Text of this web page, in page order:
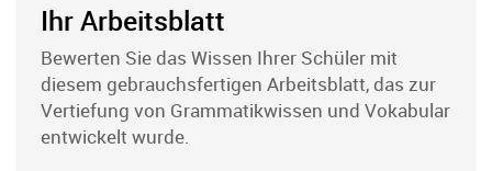
Ihr Arbeitsblatt
Bewerten Sie das Wissen Ihrer Schüler mit
diesem gebrauchsfertigen Arbeitsblatt, das zur
Vertiefung von Grammatikwissen und Vokabular
entwickelt wurde.